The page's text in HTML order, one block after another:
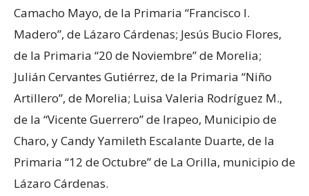
Camacho Mayo, de la Primaria “Francisco I.
Madero”, de Lázaro Cárdenas; Jesús Bucio Flores,
de la Primaria “20 de Noviembre” de Morelia;
Julián Cervantes Gutiérrez, de la Primaria “Niño
Artillero”, de Morelia; Luisa Valeria Rodríguez M.,
de la “Vicente Guerrero” de Irapeo, Municipio de
Charo, y Candy Yamileth Escalante Duarte, de la
Primaria “12 de Octubre” de La Orilla, municipio de
Lázaro Cárdenas.